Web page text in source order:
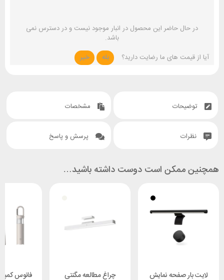
در حال حاضر این محصول در انبار موجود نیست و در دسترس نمی
باشد.
آیا از قیمت های ما رضایت دارید؟
بله خیر
توضیحات مشخصات
نظرات پرسش و پاسخ
همچنین ممکن است دوست داشته باشید…
لایت بار صفحه نمایش
چراغ مطالعه مگنتی
فانوس